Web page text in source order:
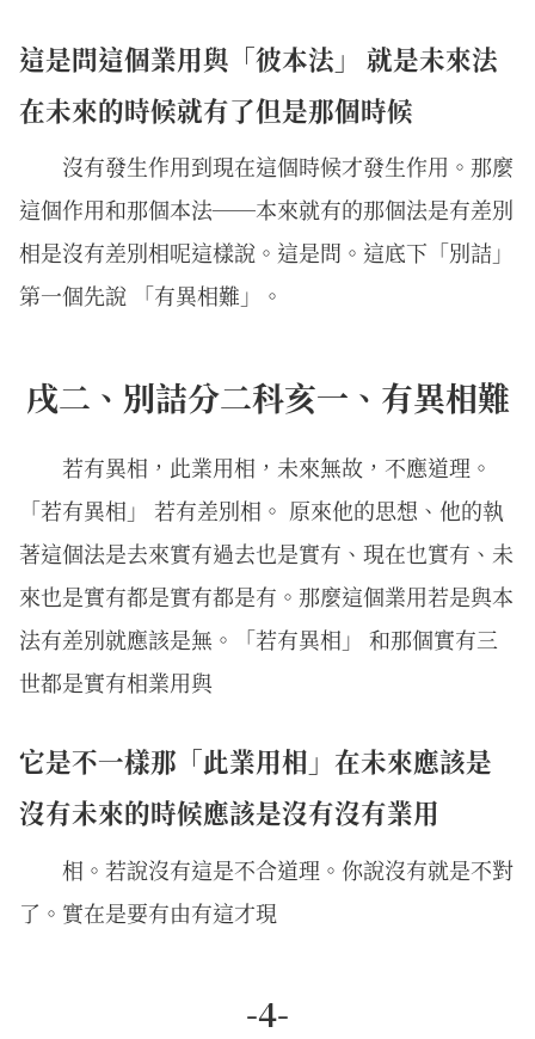
這是問這個業用與「彼本法」 就是未來法
在未來的時候就有了但是那個時候
沒有發生作用到現在這個時候才發生作用。那麼
這個作用和那個本法──本來就有的那個法是有差別
相是沒有差別相呢這樣說。這是問。這底下「別詰」
第一個先說 「有異相難」。
戌二、別詰分二科亥一、有異相難
若有異相，此業用相，未來無故，不應道理。
「若有異相」 若有差別相。 原來他的思想、他的執
著這個法是去來實有過去也是實有、現在也實有、未
來也是實有都是實有都是有。那麼這個業用若是與本
法有差別就應該是無。「若有異相」 和那個實有三
世都是實有相業用與
它是不一樣那「此業用相」在未來應該是
沒有未來的時候應該是沒有沒有業用
相。若說沒有這是不合道理。你說沒有就是不對
了。實在是要有由有這才現
-4-